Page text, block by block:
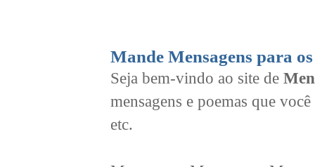
Mande Mensagens para
Seja bem-vindo ao site de
mensagens e poemas que
etc.